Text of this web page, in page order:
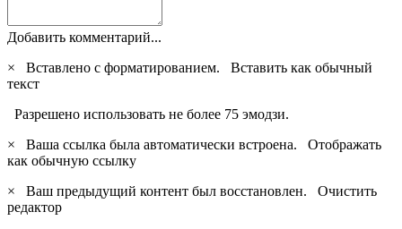
Добавить комментарий...
×
Вставлено с форматированием. Вставить как обычный
текст
Разрешено использовать не более 75 эмодзи.
×
Ваша ссылка была автоматически встроена. Отображать
как обычную ссылку
×
Ваш предыдущий контент был восстановлен. Очистить
редактор